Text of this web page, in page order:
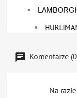
Komentarze
Na